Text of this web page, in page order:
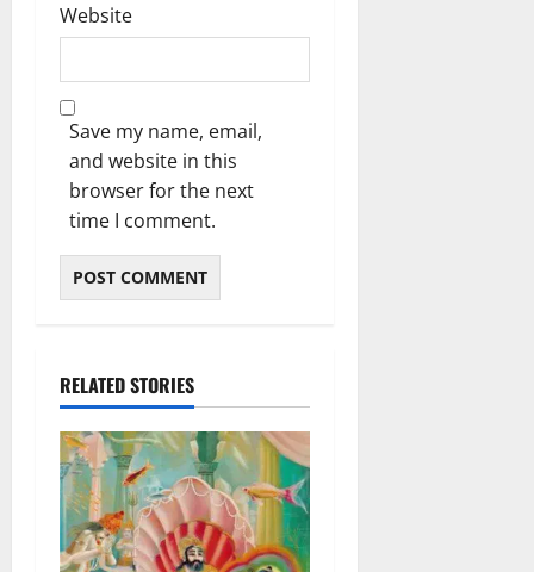
Website
Save my name, email,
and website in this
browser for the next
time I comment.
RELATED STORIES